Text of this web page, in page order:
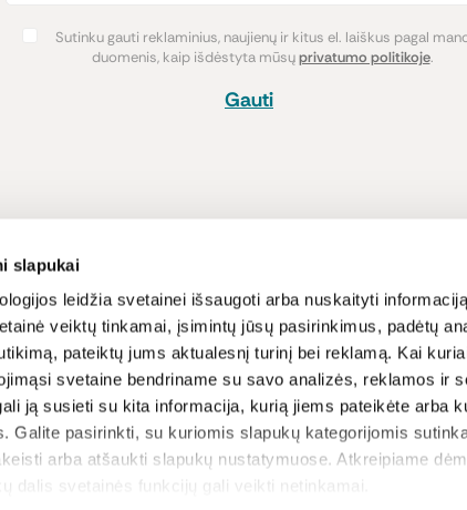
slapukai
leidžia svetainei išsaugoti arba nuskaityti
veiktų tinkamai, įsimintų jūsų pasirinkimus, padėtų
pateiktų jums aktualesnį turinį bei reklamą. Kai
svetaine bendriname su savo analizės, reklamos ir
ją susieti su kita informacija, kurią jiems pateikėte arba
Galite pasirinkti, su kuriomis slapukų kategorijomis
arba atšaukti slapukų nustatymuose. Atkreipiame
dalis svetainės funkcijų gali veikti netinkamai.
Sutinku gauti reklaminius, naujienų ir kitus el. laiškus pagal
duomenis, kaip išdėstyta mūsųprivatumo politikoje.
Gauti
Atsiskaitymo būdai
Pristatymas
Prekių grąžinimas
Lojalumo
Receptai
Sąlygos